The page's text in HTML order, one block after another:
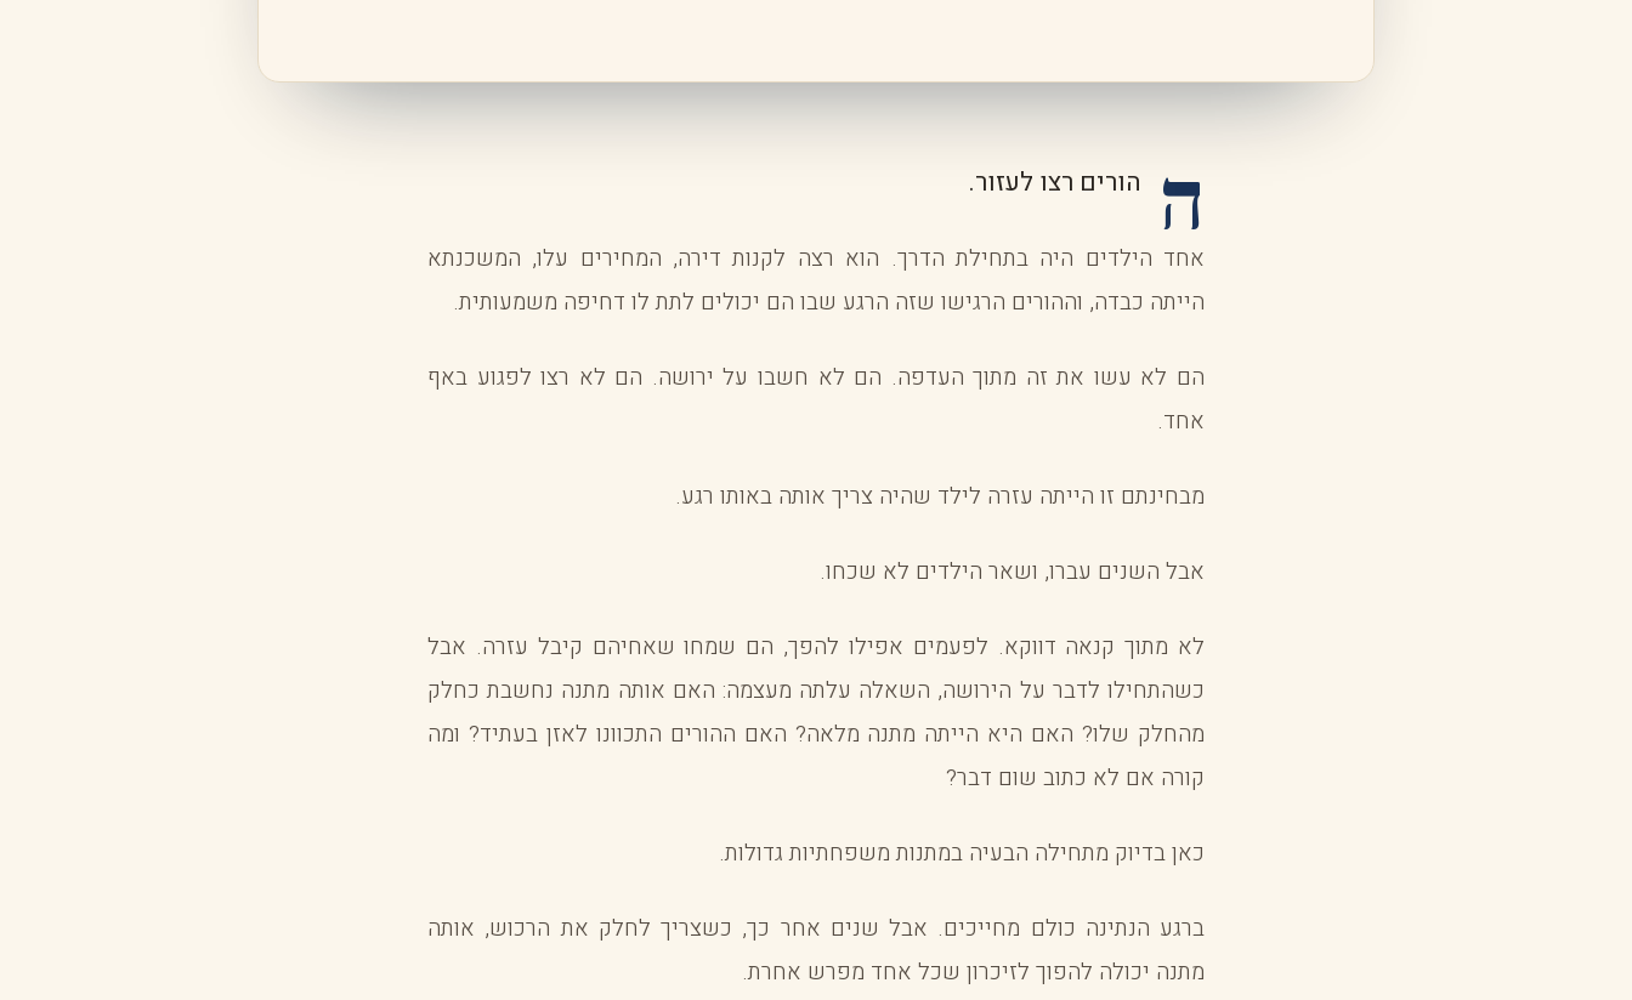
ה הורים רצו לעזור.
אחד הילדים היה בתחילת הדרך. הוא רצה לקנות דירה, המחירים עלו, המשכנתא
הייתה כבדה, וההורים הרגישו שזה הרגע שבו הם יכולים לתת לו דחיפה משמעותית.
הם לא עשו את זה מתוך העדפה. הם לא חשבו על ירושה. הם לא רצו לפגוע באף
אחד.
מבחינתם זו הייתה עזרה לילד שהיה צריך אותה באותו רגע.
אבל השנים עברו, ושאר הילדים לא שכחו.
לא מתוך קנאה דווקא. לפעמים אפילו להפך, הם שמחו שאחיהם קיבל עזרה. אבל
כשהתחילו לדבר על הירושה, השאלה עלתה מעצמה: האם אותה מתנה נחשבת כחלק
מהחלק שלו? האם היא הייתה מתנה מלאה? האם ההורים התכוונו לאזן בעתיד? ומה
קורה אם לא כתוב שום דבר?
כאן בדיוק מתחילה הבעיה במתנות משפחתיות גדולות.
ברגע הנתינה כולם מחייכים. אבל שנים אחר כך, כשצריך לחלק את הרכוש, אותה
מתנה יכולה להפוך לזיכרון שכל אחד מפרש אחרת.